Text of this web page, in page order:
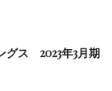
グス 2023年3月期